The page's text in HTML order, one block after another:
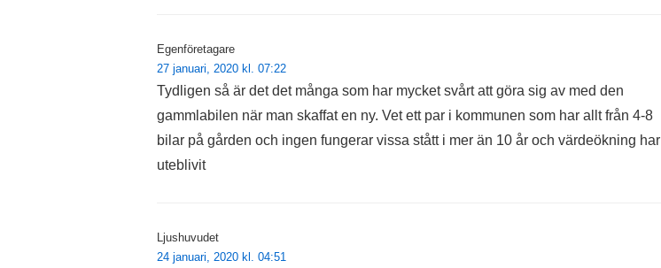
Egenföretagare
27 januari, 2020 kl. 07:22
Tydligen så är det det många som har mycket svårt att göra sig av med den
gammlabilen när man skaffat en ny. Vet ett par i kommunen som har allt från 4-8
bilar på gården och ingen fungerar vissa stått i mer än 10 år och värdeökning har
uteblivit
Ljushuvudet
24 januari, 2020 kl. 04:51